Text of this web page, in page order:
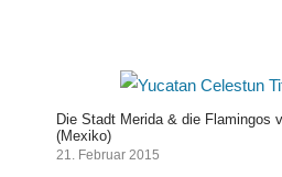
Die Stadt Merida & die Flamingos
(Mexiko)
21. Februar 2015